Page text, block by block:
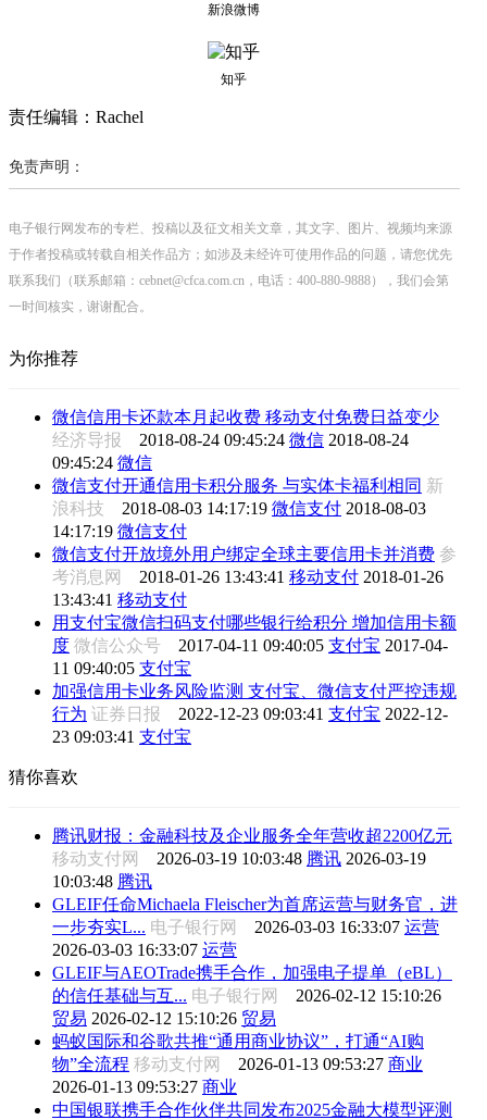
新浪微博
知乎
责任编辑：Rachel
免责声明：
电子银行网发布的专栏、投稿以及征文相关文章，其文字、图片、视频均来源
于作者投稿或转载自相关作品方；如涉及未经许可使用作品的问题，请您优先
联系我们（联系邮箱：cebnet@cfca.com.cn，电话：400-880-9888），我们会第
一时间核实，谢谢配合。
为你推荐
微信信用卡还款本月起收费 移动支付免费日益变少
经济导报 2018-08-24 09:45:24 微信 2018-08-24
09:45:24 微信
微信支付开通信用卡积分服务 与实体卡福利相同 新
浪科技 2018-08-03 14:17:19 微信支付 2018-08-03
14:17:19 微信支付
微信支付开放境外用户绑定全球主要信用卡并消费 参
考消息网 2018-01-26 13:43:41 移动支付 2018-01-26
13:43:41 移动支付
用支付宝微信扫码支付哪些银行给积分 增加信用卡额
度 微信公众号 2017-04-11 09:40:05 支付宝 2017-04-
11 09:40:05 支付宝
加强信用卡业务风险监测 支付宝、微信支付严控违规
行为 证券日报 2022-12-23 09:03:41 支付宝 2022-12-
23 09:03:41 支付宝
猜你喜欢
腾讯财报：金融科技及企业服务全年营收超2200亿元
移动支付网 2026-03-19 10:03:48 腾讯 2026-03-19
10:03:48 腾讯
GLEIF任命Michaela Fleischer为首席运营与财务官，进
一步夯实L... 电子银行网 2026-03-03 16:33:07 运营
2026-03-03 16:33:07 运营
GLEIF与AEOTrade携手合作，加强电子提单（eBL）
的信任基础与互... 电子银行网 2026-02-12 15:10:26
贸易 2026-02-12 15:10:26 贸易
蚂蚁国际和谷歌共推“通用商业协议”，打通“AI购
物”全流程 移动支付网 2026-01-13 09:53:27 商业
2026-01-13 09:53:27 商业
中国银联携手合作伙伴共同发布2025金融大模型评测